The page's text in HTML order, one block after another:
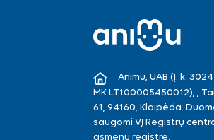
Animu, UAB (Į. k.
MK LT100005450012), ,
61, 94160, Klaipėda.
saugomi VĮ Registrų
asmenų registre.